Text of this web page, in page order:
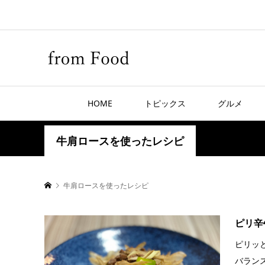
HOME トピックス グルメ
牛肩ロースを使ったレシピ
牛肩ロースを使ったレシピ
ピリ
ピリッ
バラン